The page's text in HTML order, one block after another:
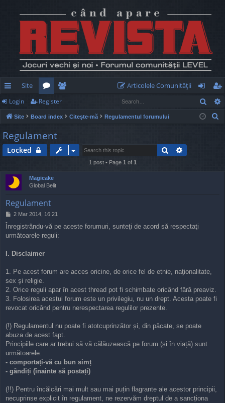
ui
ck
lin
ks
Site
or
u
m
e
m
rs
Articolele Comunităţii
og
in
eg
ist
Login Register
Site Board index Citește-mă Regulamentul forumului
Regulament
Locked Search
1 post • Page 1 of 1
Magicake
Global Belit
Regulament
P
s
t
2 Mar 2014, 16:21
Înregistrându-vă pe aceste forumuri, sunteţi de acord să respectaţi
următoarele reguli:
I. Disclaimer
1. Pe acest forum are acces oricine, de orice fel de etnie, naţionalitate,
sex şi religie.
2. Orice reguli apar în acest thread pot fi schimbate oricând fără preaviz.
3. Folosirea acestui forum este un privilegiu, nu un drept. Acesta poate fi
revocat oricând pentru nerespectarea regulilor prezente.
(!) Regulamentul nu poate fi atotcuprinzător și, din păcate, se poate
abuza de acest fapt.
Principiile care ar trebui să vă călăuzească pe forum (și în viață) sunt
următoarele:
- comportați-vă cu bun simț
- gândiți (înainte să postați)
(!!) Pentru încălcări mai mult sau mai puțin flagrante ale acestor principii,
necuprinse explicit în regulament, ne rezervăm dreptul de a sancționa